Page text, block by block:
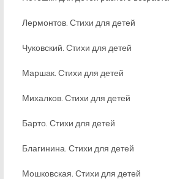
Лермонтов. Стихи для детей
Чуковский. Стихи для детей
Маршак. Стихи для детей
Михалков. Стихи для детей
Барто. Стихи для детей
Благинина. Стихи для детей
Мошковская. Стихи для детей